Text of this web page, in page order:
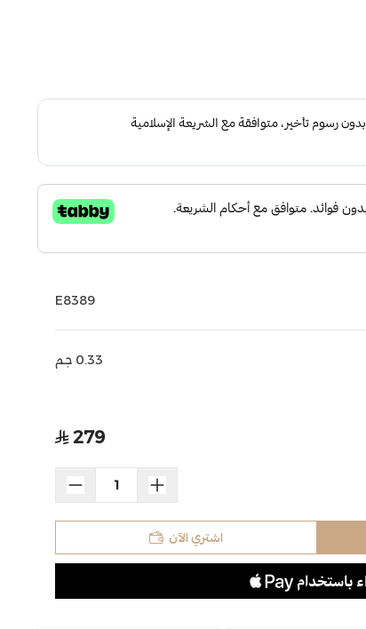
E8389
0.33 جم
279
اشتري الآن